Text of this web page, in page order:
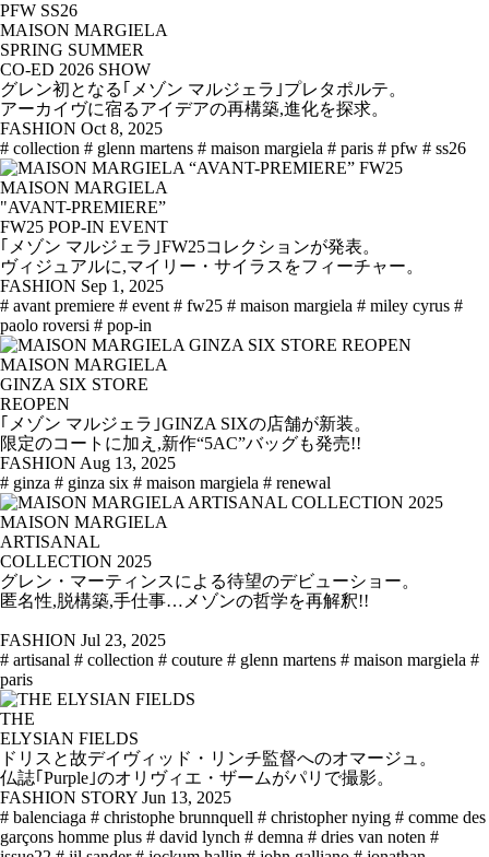
PFW SS26
MAISON MARGIELA
SPRING SUMMER
CO-ED 2026 SHOW
グレン初となる｢メゾン マルジェラ｣プレタポルテ。
アーカイヴに宿るアイデアの再構築,進化を探求。
FASHION Oct 8, 2025
# collection # glenn martens # maison margiela # paris # pfw # ss26
MAISON MARGIELA
"AVANT-PREMIERE”
FW25 POP-IN EVENT
｢メゾン マルジェラ｣FW25コレクションが発表。
ヴィジュアルに,マイリー・サイラスをフィーチャー。
FASHION Sep 1, 2025
# avant premiere # event # fw25 # maison margiela # miley cyrus #
paolo roversi # pop-in
MAISON MARGIELA
GINZA SIX STORE
REOPEN
｢メゾン マルジェラ｣GINZA SIXの店舗が新装。
限定のコートに加え,新作“5AC”バッグも発売!!
FASHION Aug 13, 2025
# ginza # ginza six # maison margiela # renewal
MAISON MARGIELA
ARTISANAL
COLLECTION 2025
グレン・マーティンスによる待望のデビューショー。
匿名性,脱構築,手仕事…メゾンの哲学を再解釈!!
FASHION Jul 23, 2025
# artisanal # collection # couture # glenn martens # maison margiela #
paris
THE
ELYSIAN FIELDS
ドリスと故デイヴィッド・リンチ監督へのオマージュ。
仏誌｢Purple｣のオリヴィエ・ザームがパリで撮影。
FASHION STORY Jun 13, 2025
# balenciaga # christophe brunnquell # christopher nying # comme des
garçons homme plus # david lynch # demna # dries van noten #